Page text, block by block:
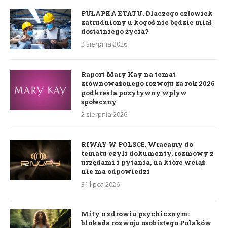
PUŁAPKA ETATU. Dlaczego człowiek
zatrudniony u kogoś nie będzie miał
dostatniego życia?
2 sierpnia 2026
Raport Mary Kay na temat
zrównoważonego rozwoju za rok 2026
podkreśla pozytywny wpływ
społeczny
2 sierpnia 2026
RIWAY W POLSCE. Wracamy do
tematu czyli dokumenty, rozmowy z
urzędami i pytania, na które wciąż
nie ma odpowiedzi
31 lipca 2026
Mity o zdrowiu psychicznym:
blokada rozwoju osobistego Polaków